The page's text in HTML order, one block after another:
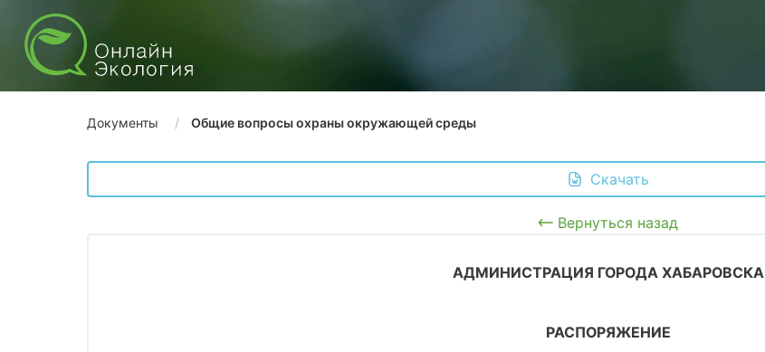
Документы Общие вопросы охраны окружающей среды
Скачать
Вернуться назад
АДМИНИСТРАЦИЯ ГОРОДА ХАБАРОВСКА
РАСПОРЯЖЕНИЕ